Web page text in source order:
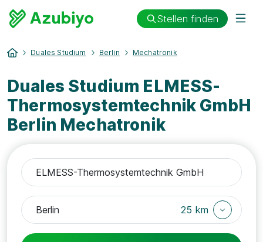
Stellen finden
Duales Studium Berlin Mechatronik
Duales Studium ELMESS-
Thermosystemtechnik GmbH
Berlin Mechatronik
25 km